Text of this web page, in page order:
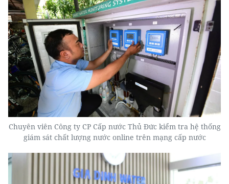
Chuyên viên Công ty CP Cấp nước Thủ Đức kiểm tra hệ thống
giám sát chất lượng nước online trên mạng cấp nước